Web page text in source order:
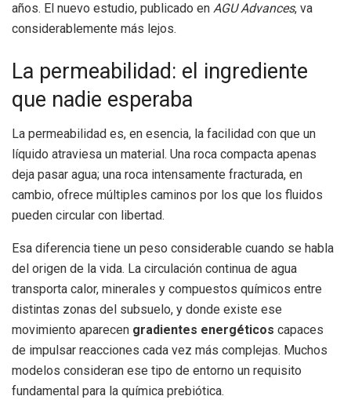
años. El nuevo estudio, publicado en AGU Advances, va
considerablemente más lejos.
La permeabilidad: el ingrediente
que nadie esperaba
La permeabilidad es, en esencia, la facilidad con que un
líquido atraviesa un material. Una roca compacta apenas
deja pasar agua; una roca intensamente fracturada, en
cambio, ofrece múltiples caminos por los que los fluidos
pueden circular con libertad.
Esa diferencia tiene un peso considerable cuando se habla
del origen de la vida. La circulación continua de agua
transporta calor, minerales y compuestos químicos entre
distintas zonas del subsuelo, y donde existe ese
movimiento aparecen gradientes energéticos capaces
de impulsar reacciones cada vez más complejas. Muchos
modelos consideran ese tipo de entorno un requisito
fundamental para la química prebiótica.